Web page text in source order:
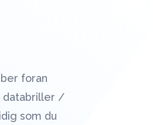
foran
databriller /
som du